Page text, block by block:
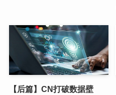
【后篇】CN打破数据壁